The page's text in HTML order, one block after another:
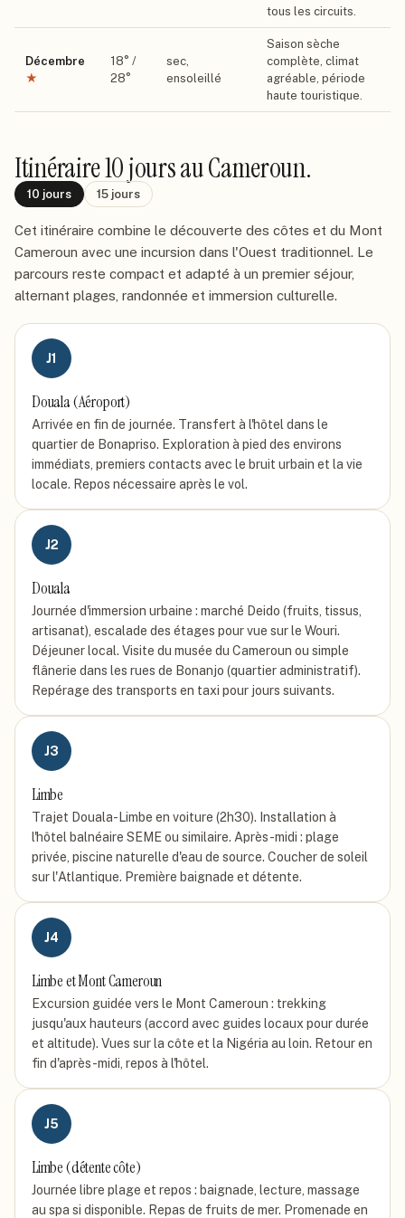
tous les circuits.
Décembre
★
18° /
28°
sec,
ensoleillé
Saison sèche
complète, climat
agréable, période
haute touristique.
Itinéraire10 joursau Cameroun.
10 jours 15 jours
Cet itinéraire combine le découverte des côtes et du Mont
Cameroun avec une incursion dans l'Ouest traditionnel. Le
parcours reste compact et adapté à un premier séjour,
alternant plages, randonnée et immersion culturelle.
J1
Douala (Aéroport)
Arrivée en fin de journée. Transfert à l'hôtel dans le
quartier de Bonapriso. Exploration à pied des environs
immédiats, premiers contacts avec le bruit urbain et la vie
locale. Repos nécessaire après le vol.
J2
Douala
Journée d'immersion urbaine : marché Deido (fruits, tissus,
artisanat), escalade des étages pour vue sur le Wouri.
Déjeuner local. Visite du musée du Cameroun ou simple
flânerie dans les rues de Bonanjo (quartier administratif).
Repérage des transports en taxi pour jours suivants.
J3
Limbe
Trajet Douala-Limbe en voiture (2h30). Installation à
l'hôtel balnéaire SEME ou similaire. Après-midi : plage
privée, piscine naturelle d'eau de source. Coucher de soleil
sur l'Atlantique. Première baignade et détente.
J4
Limbe et Mont Cameroun
Excursion guidée vers le Mont Cameroun : trekking
jusqu'aux hauteurs (accord avec guides locaux pour durée
et altitude). Vues sur la côte et la Nigéria au loin. Retour en
fin d'après-midi, repos à l'hôtel.
J5
Limbe (détente côte)
Journée libre plage et repos : baignade, lecture, massage
au spa si disponible. Repas de fruits de mer. Promenade en